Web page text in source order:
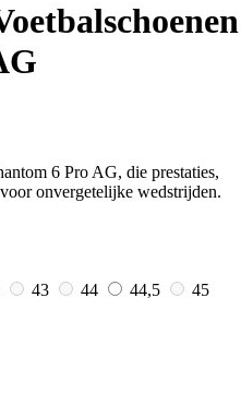
6 Pro AG, die prestaties,
onvergetelijke wedstrijden.
43 44 44,5
45